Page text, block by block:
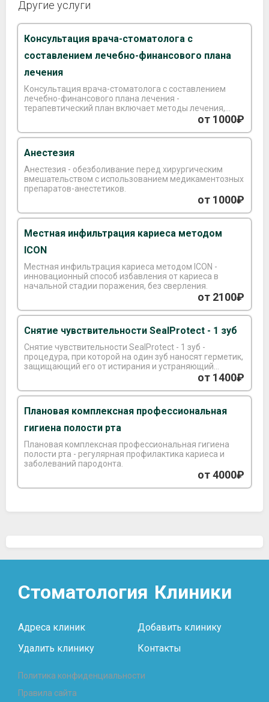
Другие услуги
Консультация врача-стоматолога с
составлением лечебно-финансового плана
лечения
Консультация врача-стоматолога с составлением
лечебно-финансового плана лечения -
терапевтический план включает методы лечения,
способы протезирования, их сроки и многие другие
от 1000₽
Анестезия
Анестезия - обезболивание перед хирургическим
вмешательством с использованием медикаментозных
препаратов-анестетиков.
от 1000₽
Местная инфильтрация кариеса методом
ICON
Местная инфильтрация кариеса методом ICON -
инновационный способ избавления от кариеса в
начальной стадии поражения, без сверления.
от 2100₽
Снятие чувствительности SealProtect - 1 зуб
Снятие чувствительности SealProtect - 1 зуб -
процедура, при которой на один зуб наносят герметик,
защищающий его от истирания и устраняющий
повышенную чувствительность корней зубов.от 1400₽
Плановая комплексная профессиональная
гигиена полости рта
Плановая комплексная профессиональная гигиена
полости рта - регулярная профилактика кариеса и
заболеваний пародонта.
от 4000₽
Стоматология Клиники
Адреса клиник
Добавить клинику
Удалить клинику
Контакты
Политика конфиденциальности
Правила сайта